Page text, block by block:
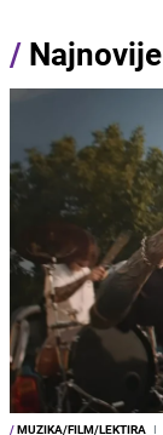
/ Najnovije
/MUZIKA/FILM/LEKTIRA I